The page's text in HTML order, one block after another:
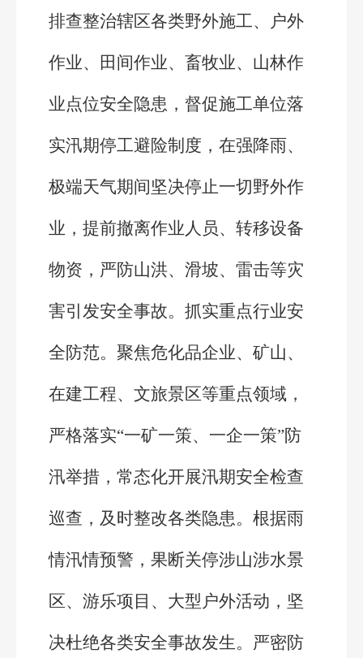
排查整治辖区各类野外施工、户外
作业、田间作业、畜牧业、山林作
业点位安全隐患，督促施工单位落
实汛期停工避险制度，在强降雨、
极端天气期间坚决停止一切野外作
业，提前撤离作业人员、转移设备
物资，严防山洪、滑坡、雷击等灾
害引发安全事故。抓实重点行业安
全防范。聚焦危化品企业、矿山、
在建工程、文旅景区等重点领域，
严格落实“一矿一策、一企一策”防
汛举措，常态化开展汛期安全检查
巡查，及时整改各类隐患。根据雨
情汛情预警，果断关停涉山涉水景
区、游乐项目、大型户外活动，坚
决杜绝各类安全事故发生。严密防